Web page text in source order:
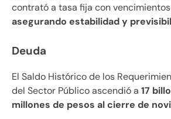
contrató a tasa fija con
asegurando estabilidad y
Deuda
El Saldo Histórico de los
del Sector Público ascendió a 17
millones de pesos al cierre de